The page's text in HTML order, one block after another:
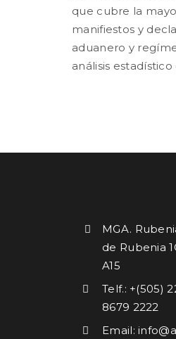
que cubre la
manifiestos y
aduanero y
análisis
MGA.
de Rubenia
A15
Telf.: +(505)
8679 2222
Email: